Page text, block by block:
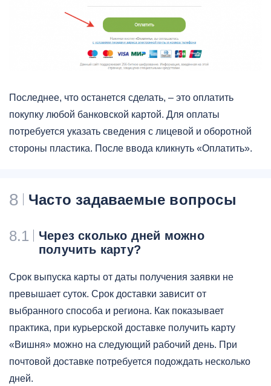
Последнее, что останется сделать, – это оплатить
покупку любой банковской картой. Для оплаты
потребуется указать сведения с лицевой и оборотной
стороны пластика. После ввода кликнуть «Оплатить».
8 Часто задаваемые вопросы
8.1
Через сколько дней можно
получить карту?
Срок выпуска карты от даты получения заявки не
превышает суток. Срок доставки зависит от
выбранного способа и региона. Как показывает
практика, при курьерской доставке получить карту
«Вишня» можно на следующий рабочий день. При
почтовой доставке потребуется подождать несколько
дней.